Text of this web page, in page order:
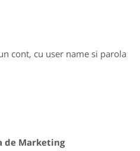
cu user name si parola
de Marketing